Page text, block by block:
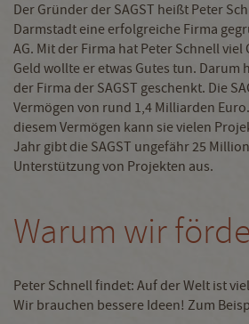
Der Gründer der SAGST heißt Peter
Darmstadt eine erfolgreiche Firma
AG. Mit der Firma hat Peter Schnell
Geld wollte er etwas Gutes tun. Darum
der Firma der SAGST geschenkt. Die
Vermögen von rund 1,4 Milliarden
diesem Vermögen kann sie vielen
Jahr gibt die SAGST ungefähr 25
Unterstützung von Projekten aus.
Warum wir
Peter Schnell findet: Auf der Welt ist
Wir brauchen bessere Ideen! Zum